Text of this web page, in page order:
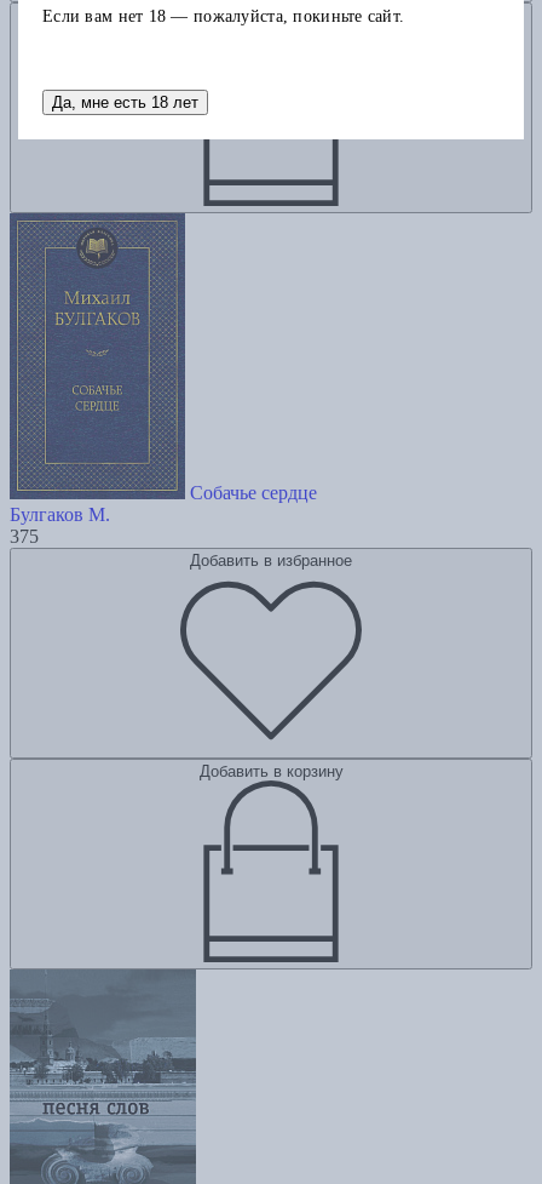
Добавить в корзину
Собачье сердце
Булгаков М.
375
Добавить в избранное
Добавить в корзину
Если вам нет 18 — пожалуйста, покиньте сайт.
Да, мне есть 18 лет